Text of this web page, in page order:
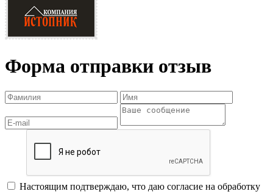
Форма отправки отзыв
Настоящим подтверждаю, что даю согласие на обработку